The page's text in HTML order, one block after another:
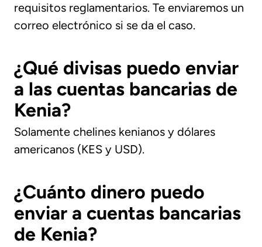
requisitos reglamentarios. Te enviaremos un
correo electrónico si se da el caso.
¿Qué divisas puedo enviar
a las cuentas bancarias de
Kenia?
Solamente chelines kenianos y dólares
americanos (KES y USD).
¿Cuánto dinero puedo
enviar a cuentas bancarias
de Kenia?